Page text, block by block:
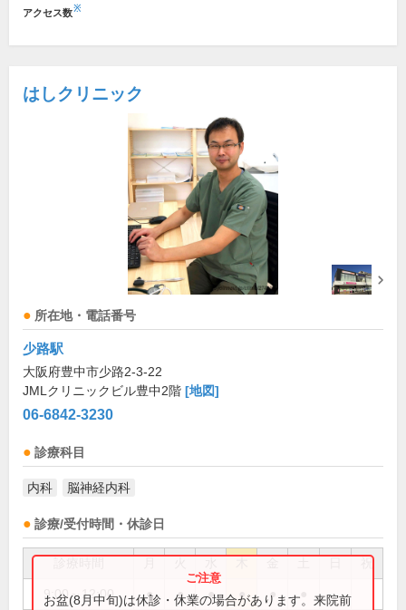
アクセス数※
はしクリニック
所在地・電話番号
少路駅
大阪府豊中市少路2-3-22
JMLクリニックビル豊中2階 [地図]
06-6842-3230
診療科目
内科 脳神経内科
診療/受付時間・休診日
祝
9:00～12:00 ● ● ● ● ●
お盆(8月中旬)は休診・休業の場合があります。来院前